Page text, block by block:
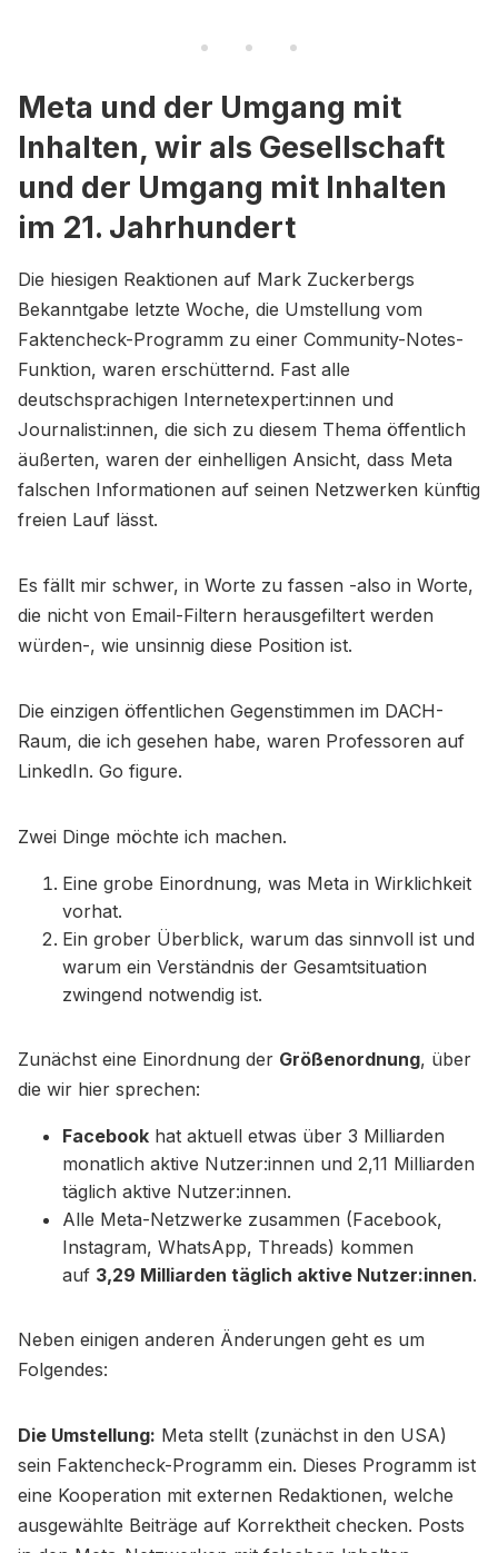
Meta und der Umgang mit
Inhalten, wir als Gesellschaft
und der Umgang mit Inhalten
im 21. Jahrhundert
Die hiesigen Reaktionen auf Mark Zuckerbergs
Bekanntgabe letzte Woche, die Umstellung vom
Faktencheck-Programm zu einer Community-Notes-
Funktion, waren erschütternd. Fast alle
deutschsprachigen Internetexpert:innen und
Journalist:innen, die sich zu diesem Thema öffentlich
äußerten, waren der einhelligen Ansicht, dass Meta
falschen Informationen auf seinen Netzwerken künftig
freien Lauf lässt.
Es fällt mir schwer, in Worte zu fassen -also in Worte,
die nicht von Email-Filtern herausgefiltert werden
würden-, wie unsinnig diese Position ist.
Die einzigen öffentlichen Gegenstimmen im DACH-
Raum, die ich gesehen habe, waren Professoren auf
LinkedIn. Go figure.
Zwei Dinge möchte ich machen.
Eine grobe Einordnung, was Meta in Wirklichkeit
vorhat.
Ein grober Überblick, warum das sinnvoll ist und
warum ein Verständnis der Gesamtsituation
zwingend notwendig ist.
Zunächst eine Einordnung der Größenordnung, über
die wir hier sprechen:
Facebook hat aktuell etwas über 3 Milliarden
monatlich aktive Nutzer:innen und 2,11 Milliarden
täglich aktive Nutzer:innen.
Alle Meta-Netzwerke zusammen (Facebook,
Instagram, WhatsApp, Threads) kommen
auf 3,29 Milliarden täglich aktive Nutzer:innen.
Neben einigen anderen Änderungen geht es um
Folgendes:
Die Umstellung: Meta stellt (zunächst in den USA)
sein Faktencheck-Programm ein. Dieses Programm ist
eine Kooperation mit externen Redaktionen, welche
ausgewählte Beiträge auf Korrektheit checken. Posts